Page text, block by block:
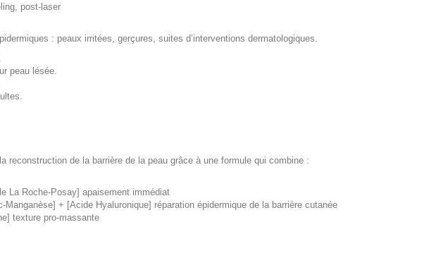
post-laser
: peaux irritées, gerçures, suites d’interventions dermatologiques.
peau lésée.
reconstruction de la barrière de la peau grâce à une formule qui combine :
La Roche-Posay] apaisement immédiat
Manganèse] + [Acide Hyaluronique] réparation épidermique de la barrière cutanée
texture pro-massante